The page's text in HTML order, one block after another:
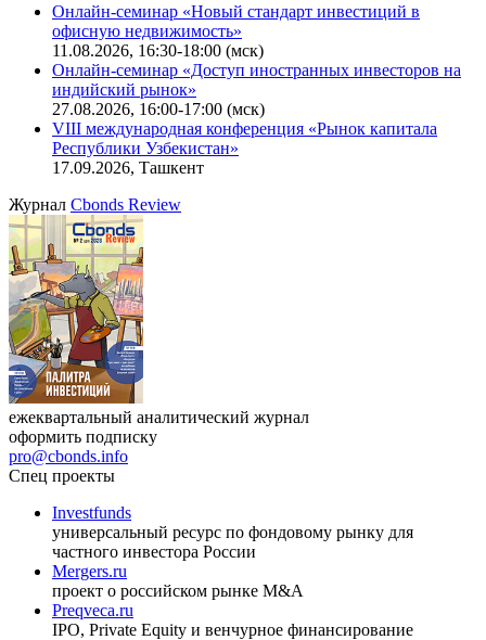
Онлайн-семинар «Новый стандарт инвестиций в
офисную недвижимость»
11.08.2026, 16:30-18:00 (мск)
Онлайн-семинар «Доступ иностранных инвесторов на
индийский рынок»
27.08.2026, 16:00-17:00 (мск)
VIII международная конференция «Рынок капитала
Республики Узбекистан»
17.09.2026, Ташкент
Журнал Cbonds Review
ежеквартальный аналитический журнал
оформить подписку
pro@cbonds.info
Спец проекты
Investfunds
универсальный ресурс по фондовому рынку для
частного инвестора России
Mergers.ru
проект о российском рынке M&A
Preqveca.ru
IPO, Private Equity и венчурное финансирование